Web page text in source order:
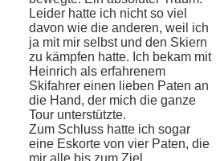
Leider hatte ich nicht so viel
davon wie die anderen, weil ich
ja mit mir selbst und den Skiern
zu kämpfen hatte. Ich be­kam mit
Heinrich als erfahrenem
Skifahrer einen lieben Paten an
die Hand, der mich die ganze
Tour unterstützte.
Zum Schluss hatte ich sogar
eine Es­korte von vier Paten, die